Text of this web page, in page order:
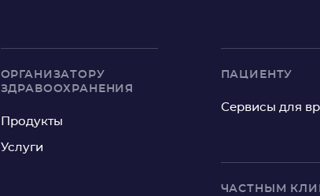
ОРГАНИЗАТОРУ
ЗДРАВООХРАНЕНИЯ
Продукты
Услуги
ПАЦИЕНТУ
Сервисы для
ЧАСТНЫМ